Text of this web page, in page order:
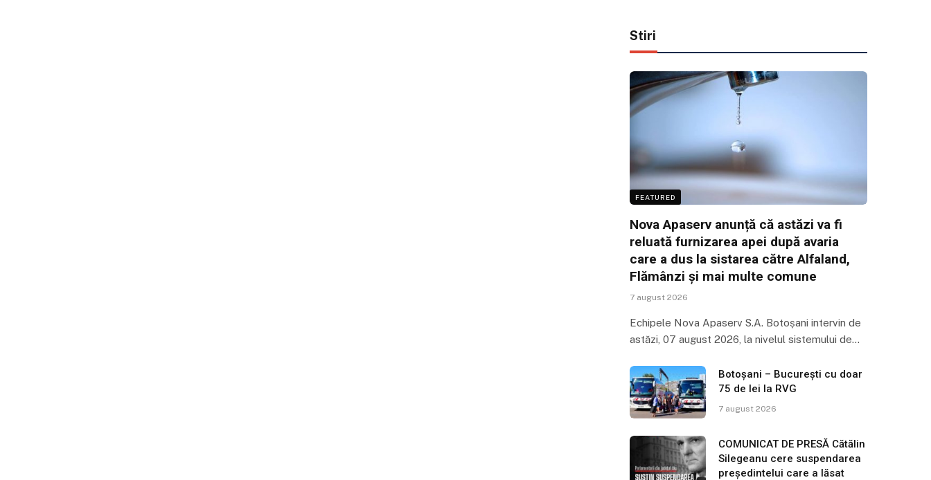
Stiri
FEATURED
Nova Apaserv anunță că astăzi va fi
reluată furnizarea apei după avaria
care a dus la sistarea către Alfaland,
Flămânzi și mai multe comune
7 august 2026
Echipele Nova Apaserv S.A. Botoșani intervin de
astăzi, 07 august 2026, la nivelul sistemului de…
Botoșani – București cu doar
75 de lei la RVG
7 august 2026
COMUNICAT DE PRESĂ Cătălin
Silegeanu cere suspendarea
președintelui care a lăsat